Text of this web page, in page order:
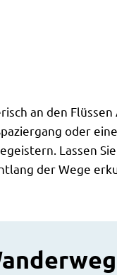
an den
oder
Lassen
der Wege